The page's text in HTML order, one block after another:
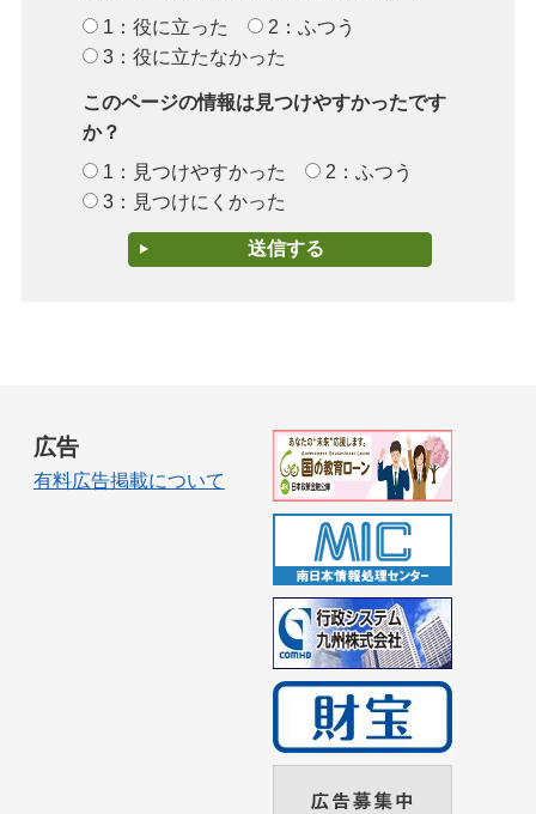
1：役に立った
2：ふつう
3：役に立たなかった
このページの情報は見つけやすかったです
か？
1：見つけやすかった
2：ふつう
3：見つけにくかった
広告
有料広告掲載について